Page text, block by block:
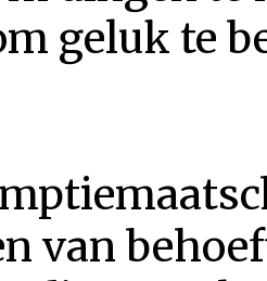
geluk te
van